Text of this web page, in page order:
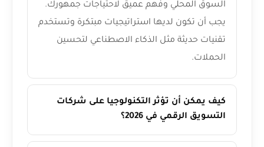
السوق المحلي وفهم عميق لاحتياجات جمهورك.
يجب أن تكون لديها استراتيجيات مبتكرة وتستخدم
تقنيات حديثة مثل الذكاء الاصطناعي لتحسين
الحملات.
كيف يمكن أن تؤثر التكنولوجيا على شركات
التسويق الرقمي في 2026؟